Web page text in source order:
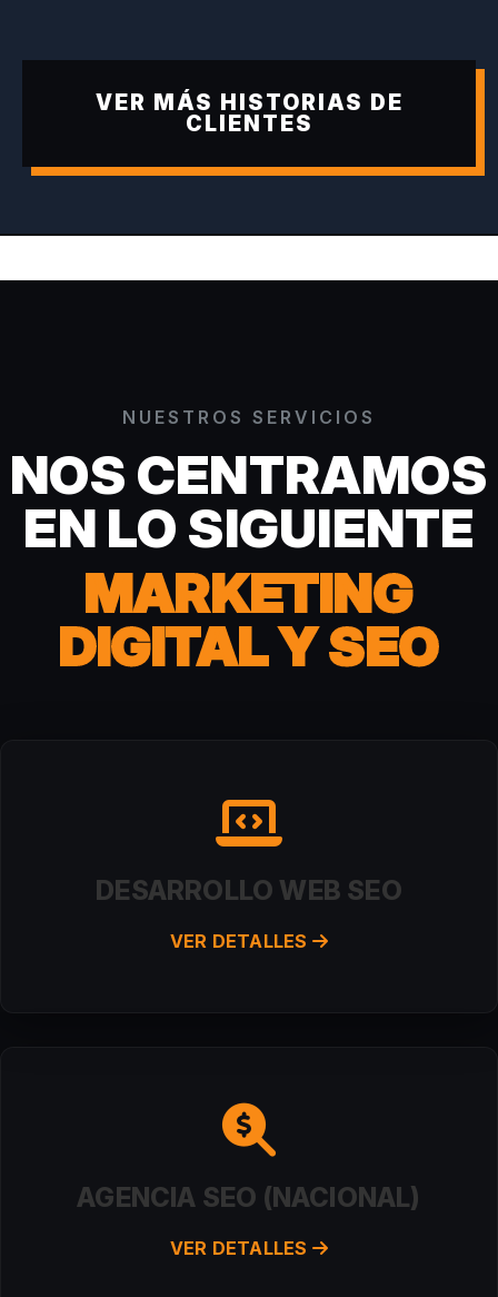
VER MÁS HISTORIAS DE
CLIENTES
NUESTROS SERVICIOS
NOS CENTRAMOS
EN LO SIGUIENTE
MARKETING
DIGITAL Y SEO
DESARROLLO WEB SEO
VER DETALLES
AGENCIA SEO (NACIONAL)
VER DETALLES